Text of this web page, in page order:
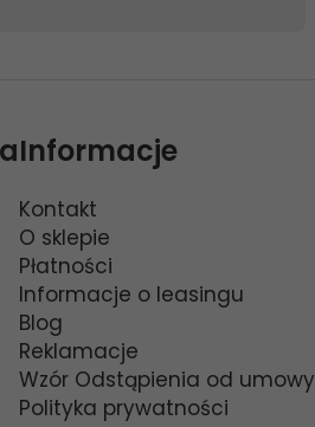
Informacje
Kontakt
O sklepie
Płatności
Informacje o leasingu
Blog
Reklamacje
Wzór Odstąpienia od umowy
Polityka prywatności